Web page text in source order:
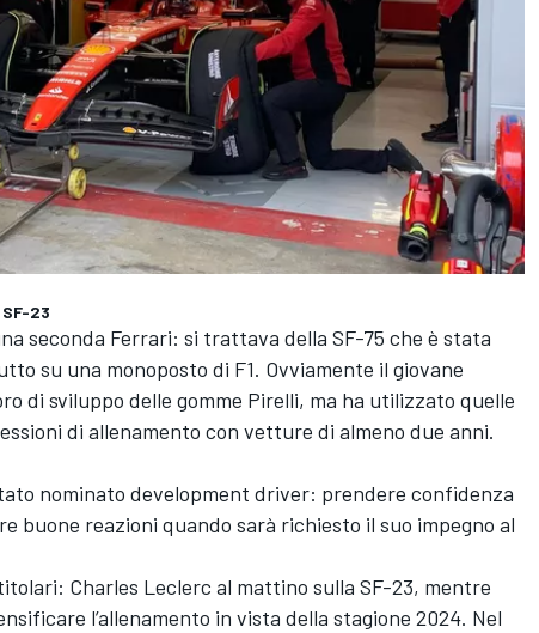
23
seconda Ferrari: si trattava della SF-75 che è stata
su una monoposto di F1. Ovviamente il giovane
di sviluppo delle gomme Pirelli, ma ha utilizzato quelle
di allenamento con vetture di almeno due anni.
nominato development driver: prendere confidenza
buone reazioni quando sarà richiesto il suo impegno al
Charles Leclerc al mattino sulla SF-23, mentre
l’allenamento in vista della stagione 2024. Nel